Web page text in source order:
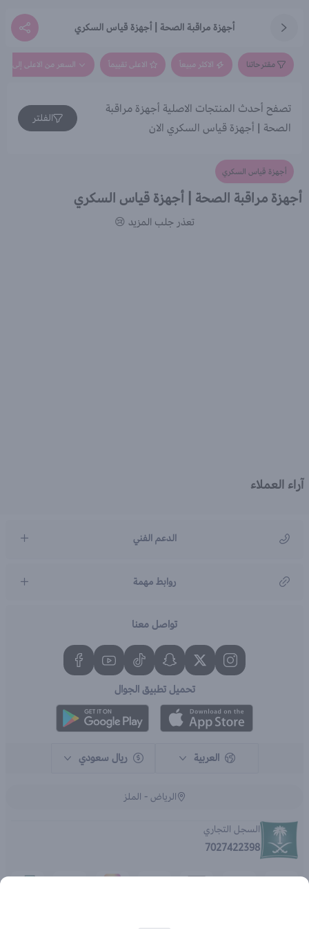
أجهزة مراقبة الصحة | أجهزة قياس السكري
مقترحاتنا الاكثر مبيعاً الاعلى تقييماً السعر من الاعلى إلى
تصفح أحدث المنتجات الاصلية أجهزة مراقبة
الصحة | أجهزة قياس السكري الان
الفلتر
أجهزة قياس السكري
أجهزة مراقبة الصحة | أجهزة قياس السكري
تعذر جلب المزيد 😢
آراء العملاء
الدعم الفني
روابط مهمة
تواصل معنا
تحميل تطبيق الجوال
العربية ريال سعودي
الرياض - الملز
السجل التجاري
7027422398